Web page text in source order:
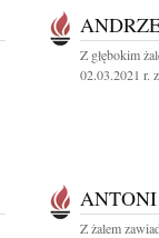
Z głębokim
02.03.2021 r.
Z żalem